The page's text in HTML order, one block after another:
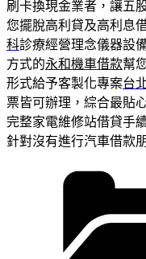
刷卡換現金業者，讓五
您擺脫高利貸及高利息
科診療經營理念儀器設
方式的永和機車借款幫
形式給予客製化專案台
票皆可辦理，綜合最貼
完整家電維修站借貸手
針對沒有進行汽車借款